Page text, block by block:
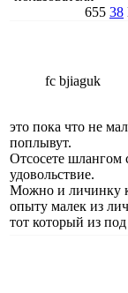
655 38
fc bjiaguk
это пока что не
поплывут.
Отсосете шлангом
удовольствие.
Можно и личинку
опыту малек из
тот который из